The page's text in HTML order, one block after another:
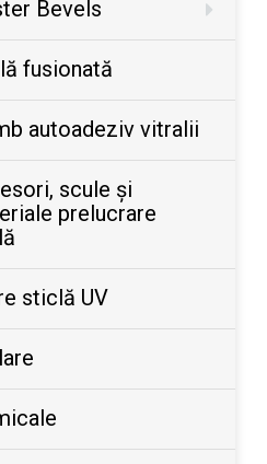
Bevels
fusionată
autoadeziv vitralii
scule şi
prelucrare
sticlă UV